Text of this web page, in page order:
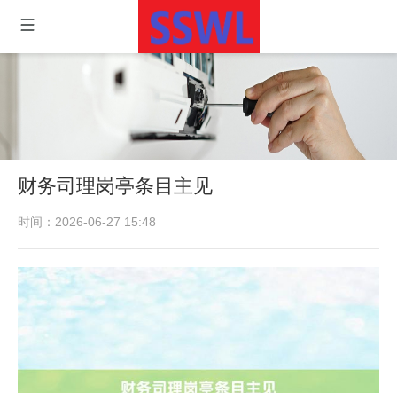
财务司理岗亭条目主见
时间：2026-06-27 15:48